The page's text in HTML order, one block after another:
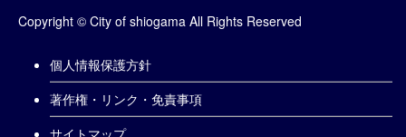
Copyright © City of shiogama All Rights Reserved
個人情報保護方針
著作権・リンク・免責事項